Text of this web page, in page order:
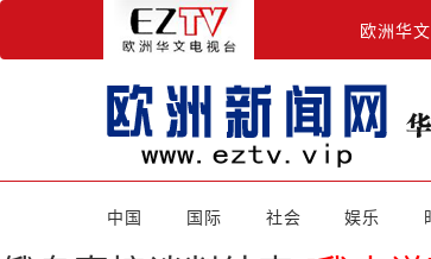
欧洲华
中国 国际 社会 娱乐